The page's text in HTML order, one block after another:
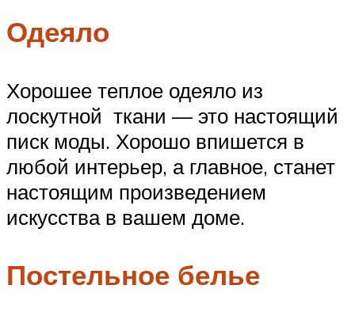
Одеяло
Хорошее теплое одеяло из
лоскутной ткани — это настоящий
писк моды. Хорошо впишется в
любой интерьер, а главное, станет
настоящим произведением
искусства в вашем доме.
Постельное белье